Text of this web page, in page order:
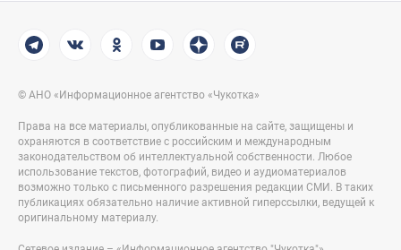
© АНО «Информационное агентство «Чукотка»
Права на все материалы, опубликованные на сайте, защищены и
охраняются в соответствие с российским и международным
законодательством об интеллектуальной собственности. Любое
использование текстов, фотографий, видео и аудиоматериалов
возможно только с письменного разрешения редакции СМИ. В таких
публикациях обязательно наличие активной гиперссылки, ведущей к
оригинальному материалу.